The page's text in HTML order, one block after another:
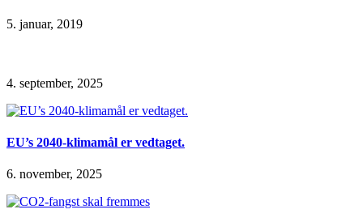
5. januar, 2019
4. september, 2025
EU’s 2040-klimamål er vedtaget.
6. november, 2025